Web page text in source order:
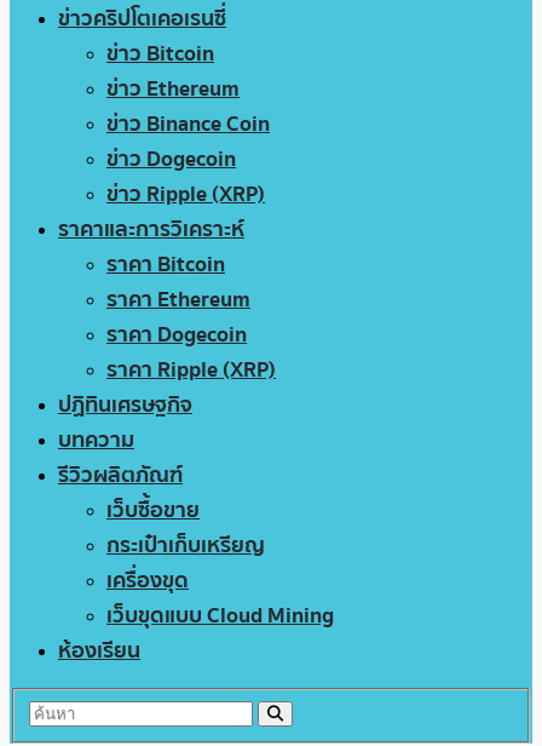
ข่าวคริปโตเคอเรนซี่
ข่าว Bitcoin
ข่าว Ethereum
ข่าว Binance Coin
ข่าว Dogecoin
ข่าว Ripple (XRP)
ราคาและการวิเคราะห์
ราคา Bitcoin
ราคา Ethereum
ราคา Dogecoin
ราคา Ripple (XRP)
ปฏิทินเศรษฐกิจ
บทความ
รีวิวผลิตภัณฑ์
เว็บซื้อขาย
กระเป๋าเก็บเหรียญ
เครื่องขุด
เว็บขุดแบบ Cloud Mining
ห้องเรียน